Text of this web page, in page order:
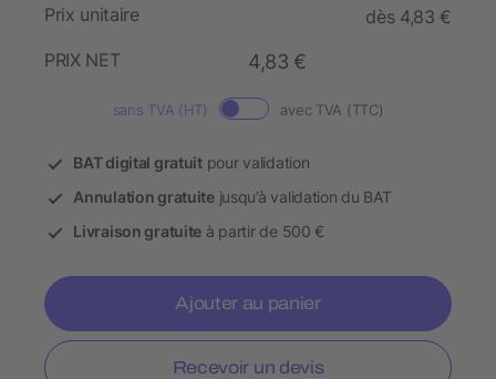
Prix unitaire
dès 4,83 €
PRIX NET
4,83 €
sans TVA (HT) avec TVA (TTC)
BAT digital gratuitpour validation
Annulation gratuitejusqu’à validation du BAT
Livraison gratuite à partir de 500 €
Ajouter au panier
Recevoir un devis